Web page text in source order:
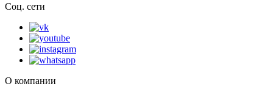
Соц. сети
О компании